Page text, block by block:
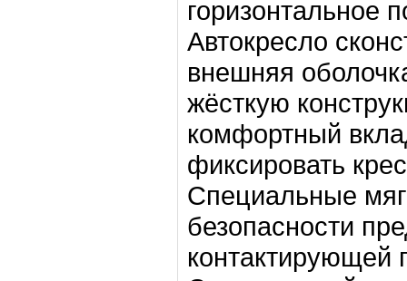
горизонтальное
Автокресло
внешняя
жёсткую
комфортный
фиксировать
Специальные
безопасности
контактирующей